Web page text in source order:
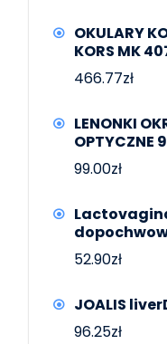
OKULARY
KORS MK
466.77zł
LENONKI
OPTYCZNE
99.00zł
52.90zł
JOALIS
96.25zł